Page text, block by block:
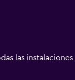
las instalaciones